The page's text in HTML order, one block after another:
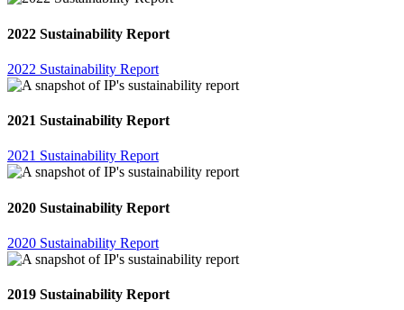
2022 Sustainability Report
2022 Sustainability Report
2021 Sustainability Report
2021 Sustainability Report
2020 Sustainability Report
2020 Sustainability Report
2019 Sustainability Report